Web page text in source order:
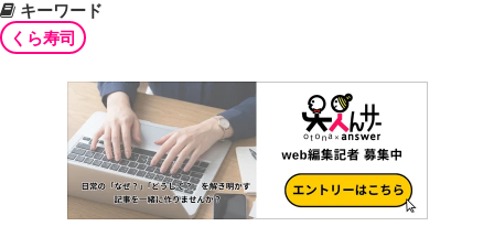
キーワード
くら寿司